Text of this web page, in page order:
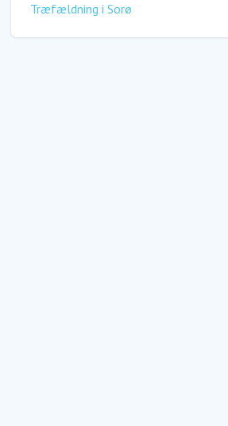
Træfældning i Sorø